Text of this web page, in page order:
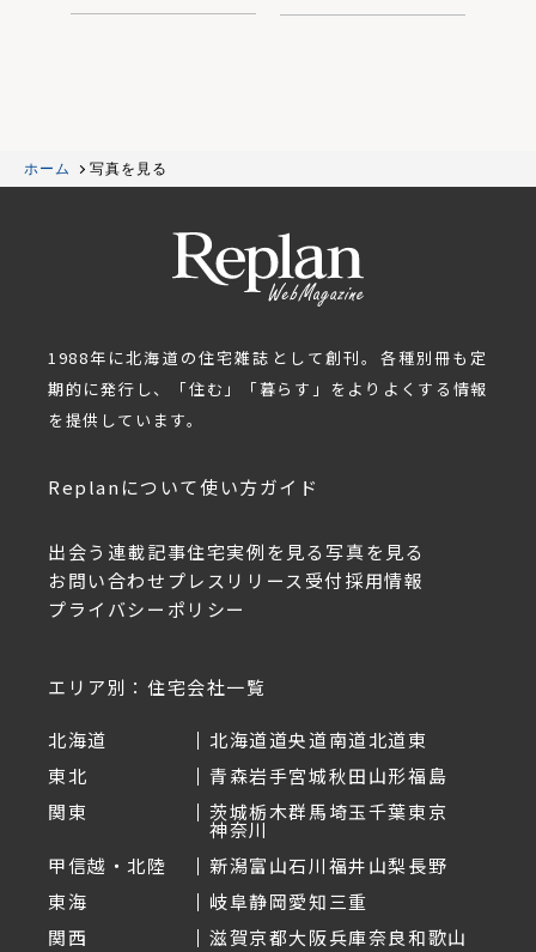
ホーム 写真を見る
1988年に北海道の住宅雑誌として創刊。各種別冊も定
期的に発行し、「住む」「暮らす」をよりよくする情報
を提供しています。
Replanについて使い方ガイド
出会う 連載記事住宅実例を見る写真を見る
お問い合わせ プレスリリース受付採用情報
プライバシーポリシー
エリア別：住宅会社一覧
北海道 北海道道央道南道北道東
東北
青森岩手宮城秋田山形福島
関東
茨城栃木群馬埼玉千葉東京
神奈川
甲信越・北陸
新潟富山石川福井山梨長野
東海
岐阜静岡愛知三重
関西
滋賀京都大阪兵庫奈良和歌山